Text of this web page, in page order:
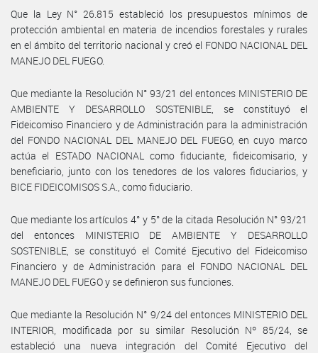
Que la Ley N° 26.815 estableció los presupuestos mínimos de
protección ambiental en materia de incendios forestales y rurales
en el ámbito del territorio nacional y creó el FONDO NACIONAL DEL
MANEJO DEL FUEGO.
Que mediante la Resolución N° 93/21 del entonces MINISTERIO DE
AMBIENTE Y DESARROLLO SOSTENIBLE, se constituyó el
Fideicomiso Financiero y de Administración para la administración
del FONDO NACIONAL DEL MANEJO DEL FUEGO, en cuyo marco
actúa el ESTADO NACIONAL como fiduciante, fideicomisario, y
beneficiario, junto con los tenedores de los valores fiduciarios, y
BICE FIDEICOMISOS S.A., como fiduciario.
Que mediante los artículos 4° y 5° de la citada Resolución N° 93/21
del entonces MINISTERIO DE AMBIENTE Y DESARROLLO
SOSTENIBLE, se constituyó el Comité Ejecutivo del Fideicomiso
Financiero y de Administración para el FONDO NACIONAL DEL
MANEJO DEL FUEGO y se definieron sus funciones.
Que mediante la Resolución N° 9/24 del entonces MINISTERIO DEL
INTERIOR, modificada por su similar Resolución Nº 85/24, se
estableció una nueva integración del Comité Ejecutivo del